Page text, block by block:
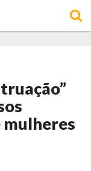
mulheres